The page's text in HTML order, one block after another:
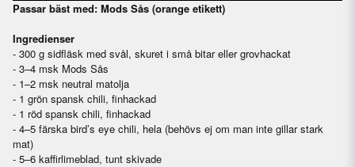
Passar bäst med: Mods Sås (orange etikett)
Ingredienser
- 300 g sidfläsk med svål, skuret i små bitar eller grovhackat
- 3–4 msk Mods Sås
- 1–2 msk neutral matolja
- 1 grön spansk chili, finhackad
- 1 röd spansk chili, finhackad
- 4–5 färska bird’s eye chili, hela (behövs ej om man inte gillar stark
mat)
- 5–6 kaffirlimeblad, tunt skivade